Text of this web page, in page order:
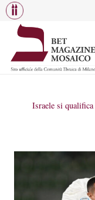
Israele si